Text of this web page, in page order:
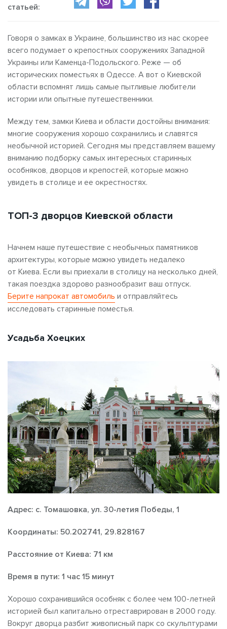
статьей:
Говоря о замках в Украине, большинство из нас скорее
всего подумает о крепостных сооружениях Западной
Украины или Каменца-Подольского. Реже — об
исторических поместьях в Одессе. А вот о Киевской
области вспомнят лишь самые пытливые любители
истории или опытные путешественники.
Между тем, замки Киева и области достойны внимания:
многие сооружения хорошо сохранились и славятся
необычной историей. Сегодня мы представляем вашему
вниманию подборку самых интересных старинных
особняков, дворцов и крепостей, которые можно
увидеть в столице и ее окрестностях.
ТОП-3 дворцов Киевской области
Начнем наше путешествие с необычных памятников
архитектуры, которые можно увидеть недалеко
от Киева. Если вы приехали в столицу на несколько дней,
такая поездка здорово разнообразит ваш отпуск.
Берите напрокат автомобиль и отправляйтесь
исследовать старинные поместья.
Усадьба Хоецких
Адрес: с. Томашовка, ул. 30-летия Победы, 1
Координаты: 50.202741, 29.828167
Расстояние от Киева: 71 км
Время в пути: 1 час 15 минут
Хорошо сохранившийся особняк с более чем 100-летней
историей был капитально отреставрирован в 2000 году.
Вокруг дворца разбит живописный парк со скульптурами